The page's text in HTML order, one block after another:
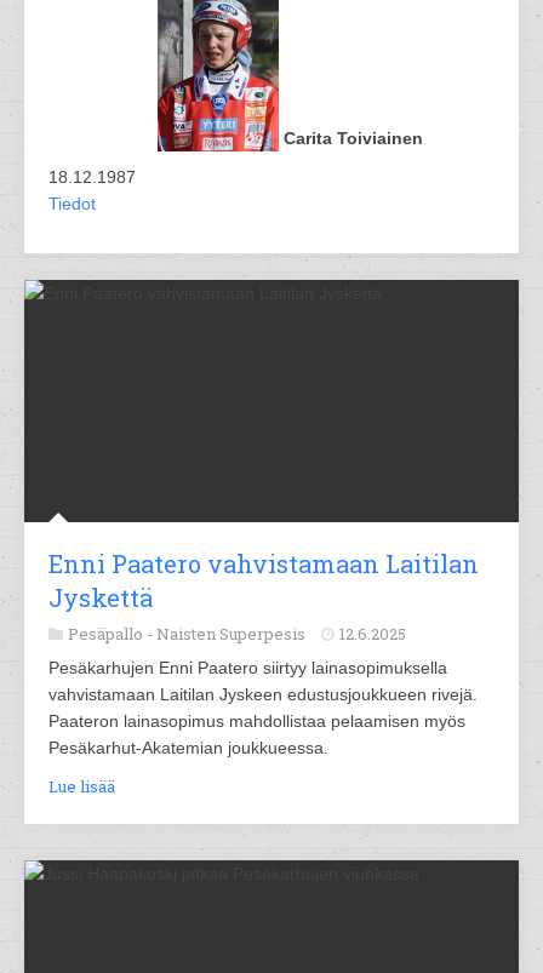
Carita Toiviainen
18.12.1987
Tiedot
Enni Paatero vahvistamaan Laitilan
Jyskettä
Pesäpallo - Naisten Superpesis 12.6.2025
Pesäkarhujen Enni Paatero siirtyy lainasopimuksella
vahvistamaan Laitilan Jyskeen edustusjoukkueen rivejä.
Paateron lainasopimus mahdollistaa pelaamisen myös
Pesäkarhut-Akatemian joukkueessa.
Lue lisää